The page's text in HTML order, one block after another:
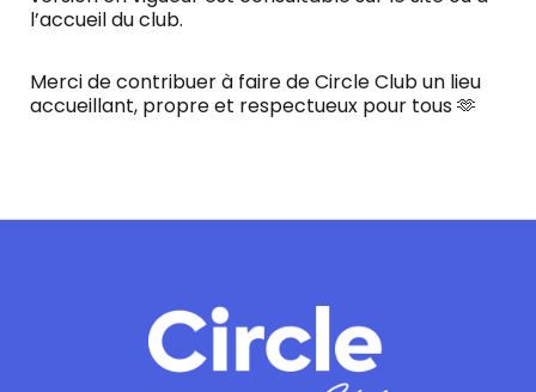
l’accueil du club.
Merci de contribuer à faire de Circle Club un lieu
accueillant, propre et respectueux pour tous 🫶